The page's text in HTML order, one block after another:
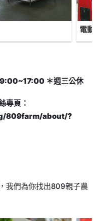
電動
＊週三公休
專頁：
809farm/about/?
我們為你找出809親子農